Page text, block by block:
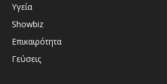
Υγεία
Showbiz
Επικαιρότητα
Γεύσεις